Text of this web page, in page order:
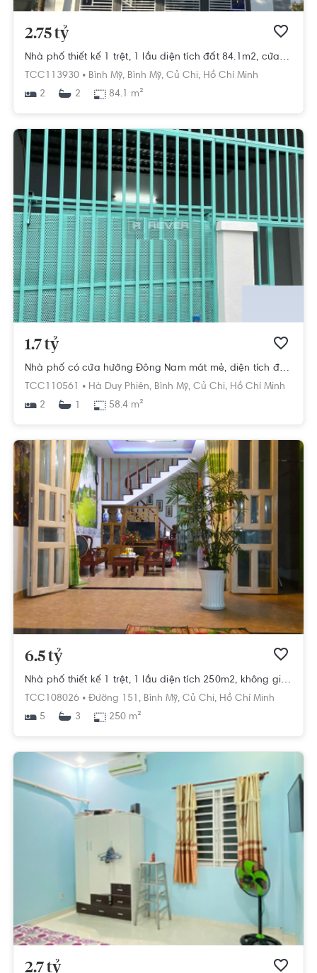
2.75 tỷ
Nhà phố thiết kế 1 trệt, 1 lầu diện tích đất 84.1m2, cửa hướng Đông Bắc.
TCC113930 • Bình Mỹ, Bình Mỹ, Củ Chi, Hồ Chí Minh
2
2 84.1 m²
1.7 tỷ
Nhà phố có cửa hướng Đông Nam mát mẻ, diện tích đất 58.4m2 rộng thoáng.
TCC110561 • Hà Duy Phiên, Bình Mỹ, Củ Chi, Hồ Chí Minh
2
58.4 m²
6.5 tỷ
Nhà phố thiết kế 1 trệt, 1 lầu diện tích 250m2, không gian rộng thoáng.
TCC108026 • Đường 151, Bình Mỹ, Củ Chi, Hồ Chí Minh
5
3 250 m²
2.7 tỷ